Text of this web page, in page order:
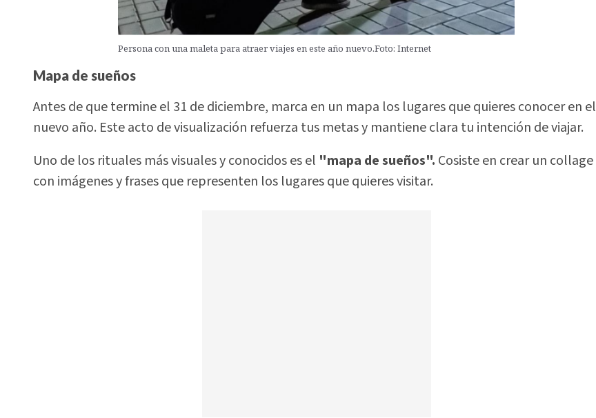
Persona con una maleta para atraer viajes en este año nuevo.Foto: Internet
Mapa de sueños
Antes de que termine el 31 de diciembre, marca en un mapa los lugares que quieres conocer en el
nuevo año. Este acto de visualización refuerza tus metas y mantiene clara tu intención de viajar.
Uno de los rituales más visuales y conocidos es el "mapa de sueños". Cosiste en crear un collage
con imágenes y frases que representen los lugares que quieres visitar.